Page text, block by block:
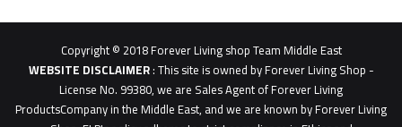
Copyright © 2018 Forever Living shop Team Middle East
WEBSITE DISCLAIMER: This site is owned by Forever Living Shop -
License No. 99380, we are Sales Agent of Forever Living
ProductsCompany in the Middle East, and we are known by Forever Living